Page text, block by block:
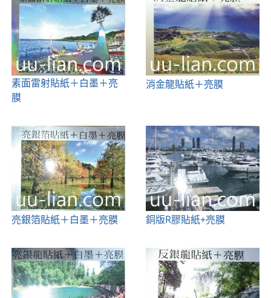
素面雷射貼紙＋白墨＋亮
膜
消金龍貼紙＋亮膜
亮銀箔貼紙＋白墨＋亮膜 銅版R膠貼紙+亮膜